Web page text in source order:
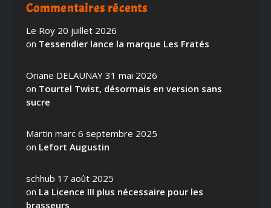
Commentaires récents
Le Roy 20 juillet 2026
on Tessendier lance la marque Les Fratés
Oriane DELAUNAY 31 mai 2026
on Tourtel Twist, désormais en version sans
sucre
Martin marc 6 septembre 2025
on Lefort Augustin
schhub 17 août 2025
on La Licence III plus nécessaire pour les
brasseurs